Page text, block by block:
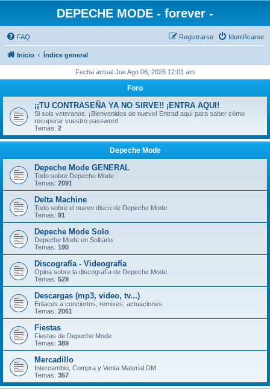
DEPECHE MODE - forever -
FAQ Identificarse
Registrarse
Inicio Índice general
Fecha actual Jue Ago 06, 2026 12:01 am
Foro
¡¡TU CONTRASEÑA YA NO SIRVE!! ¡ENTRA AQUI!
Si sois veteranos, ¡Bienvenidos de nuevo! Entrad aquí para saber cómo
recuperar vuestro password
Temas: 2
Depeche Mode
Depeche Mode GENERAL
Todo sobre Depeche Mode
Temas: 2091
Delta Machine
Todo sobre el nuevo disco de Depeche Mode.
Temas: 91
Depeche Mode Solo
Depeche Mode en Solitario
Temas: 190
Discografía - Videografía
Opina sobre la discografía de Depeche Mode
Temas: 529
Descargas (mp3, video, tv...)
Enlaces a conciertos, remixes, actuaciones
Temas: 2061
Fiestas
Fiestas de Depeche Mode
Temas: 389
Mercadillo
Intercambio, Compra y Venta Material DM
Temas: 357